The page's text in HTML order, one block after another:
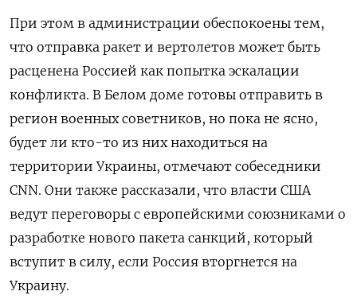
При этом в администрации обеспокоены тем,
что отправка ракет и вертолетов может быть
расценена Россией как попытка эскалации
конфликта. В Белом доме готовы отправить в
регион военных советников, но пока не ясно,
будет ли кто-то из них находиться на
территории Украины, отмечают собеседники
CNN. Они также рассказали, что власти США
ведут переговоры с европейскими союзниками о
разработке нового пакета санкций, который
вступит в силу, если Россия вторгнется на
Украину.